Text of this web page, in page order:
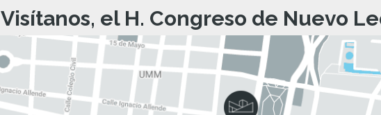
Visítanos, el H. Congreso de Nuevo